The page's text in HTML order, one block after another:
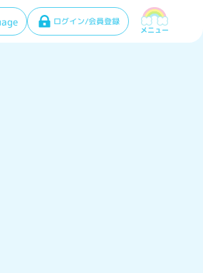
ログイン/会員登録
メニュー